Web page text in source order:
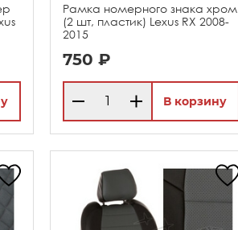
Рамка номерного знака хром
(2 шт, пластик) Lexus RX 2008-
2015
750 ₽
В корзину